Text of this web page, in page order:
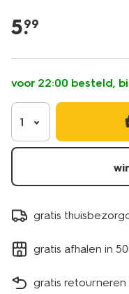
slapen/wonen/kaarsen/
in-
%E2%8C%8010x10cm-
vanille-
13507585.html
5.
99
voor 22:00 besteld,
1
gratis
gratis afhalen in
gratis